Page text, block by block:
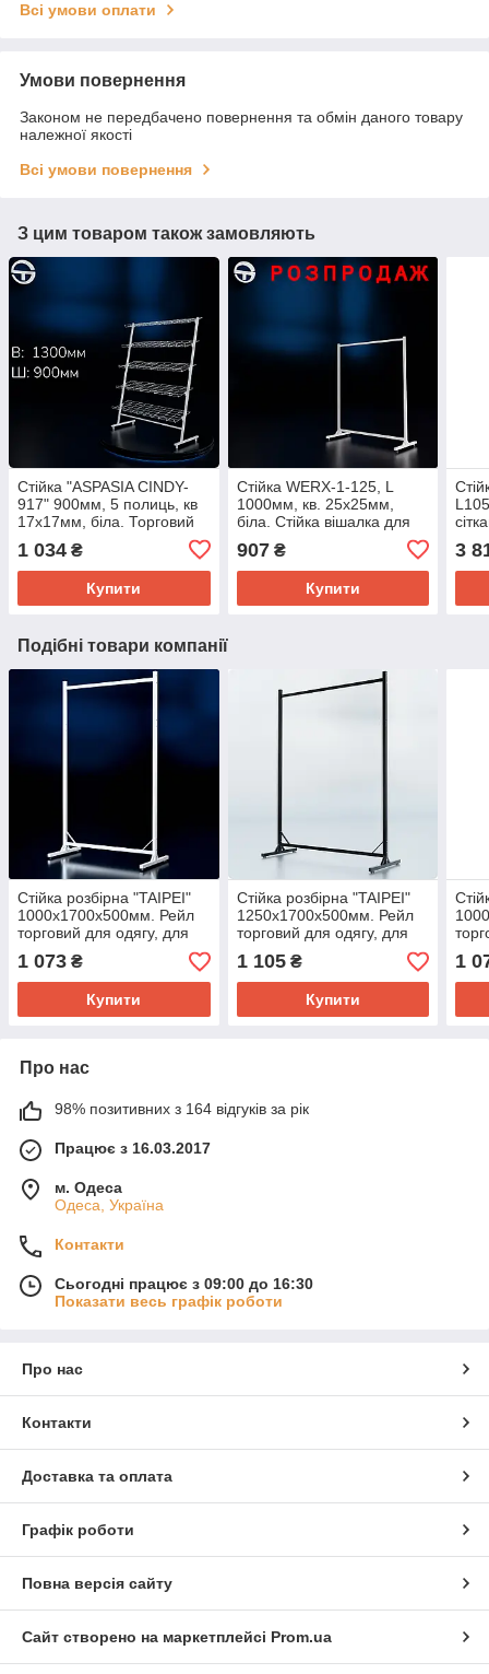
Всі умови оплати
Умови повернення
Законом не передбачено повернення та обмін даного товару
належної якості
Всі умови повернення
З цим товаром також замовляють
Стійка "ASPASIA CINDY-
917" 900мм, 5 полиць, кв
17х17мм, біла. Торговий
стелаж для взуття, випічки
в коробках, газет.
1 034 ₴
Купити
Стійка WERX-1-125, L
1000мм, кв. 25х25мм,
біла. Стійка вішалка для
одягу, розбірна. Торгова
стійка рейл для речей
907₴
Купити
3
Подібні товари компанії
Стійка розбірна "TAIPEI"
1000х1700х500мм. Рейл
торговий для одягу, для
бутіка.
1 073 ₴
Купити
Стійка розбірна "TAIPEI"
1250х1700х500мм. Рейл
торговий для одягу, для
бутіка.
1 105₴
Купити
1
Про нас
98% позитивних з 164 відгуків за рік
Працює з 16.03.2017
м. Одеса
Одеса, Україна
Контакти
Сьогодні працює з 09:00 до 16:30
Показати весь графік роботи
Про нас
Контакти
Доставка та оплата
Графік роботи
Повна версія сайту
Сайт створено на маркетплейсі Prom.ua